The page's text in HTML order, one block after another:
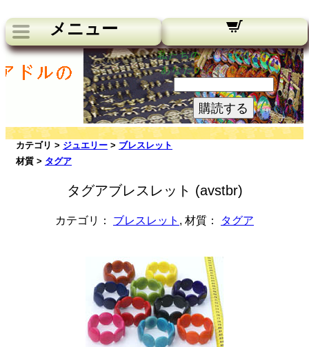
メニュー
私たちのニュースレター：
あなたのメールアドレス:
購読する
カテゴリ > ジュエリー > ブレスレット
材質 > タグア
タグアブレスレット (avstbr)
カテゴリ： ブレスレット , 材質： タグア